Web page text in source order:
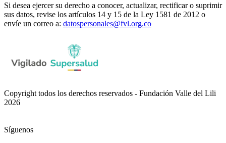
Si desea ejercer su derecho a conocer, actualizar, rectificar o suprimir
sus datos, revise los artículos 14 y 15 de la Ley 1581 de 2012 o
envíe un correo a: datospersonales@fvl.org.co
Copyright todos los derechos reservados - Fundación Valle del Lili
2026
Síguenos